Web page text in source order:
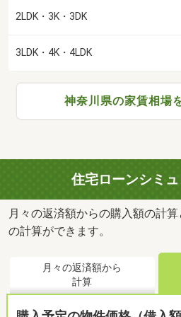
2LDK・3K・3DK
3LDK・4K・4LDK
神奈川県の家賃相場
住宅ローンシミ
月々の返済額からの購入額の計
の計算ができます。
月々の返済額から
計算